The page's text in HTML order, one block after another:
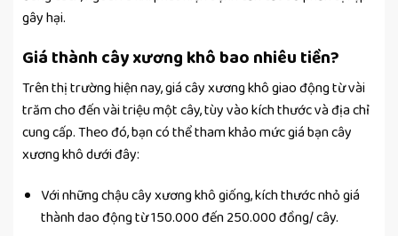
gây hại.
Giá thành cây xương khô bao nhiêu tiền?
Trên thị trường hiện nay, giá cây xương khô giao động từ vài
trăm cho đến vài triệu một cây, tùy vào kích thước và địa chỉ
cung cấp. Theo đó, bạn có thể tham khảo mức giá bạn cây
xương khô dưới đây:
Với những chậu cây xương khô giống, kích thước nhỏ giá
thành dao động từ 150.000 đến 250.000 đồng/ cây.